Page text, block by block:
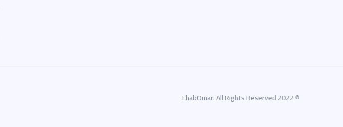
© 2022 EhabOmar. All Rights Reserved